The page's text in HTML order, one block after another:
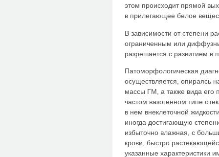
этом происходит прямой
в прилегающее белое
В зависимости от степени
ограниченным или
разрешается с развитием в
Патоморфологическая
осуществляется, опираясь
массы ГМ, а также вида его
частом вазогенном типе
в нем внеклеточной
иногда достигающую
избыточно влажная, с
крови, быстро
указанные характеристики